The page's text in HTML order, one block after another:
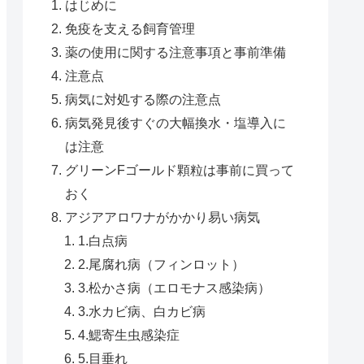
はじめに
免疫を支える飼育管理
薬の使用に関する注意事項と事前準備
注意点
病気に対処する際の注意点
病気発見後すぐの大幅換水・塩導入に
は注意
グリーンFゴールド顆粒は事前に買って
おく
アジアアロワナがかかり易い病気
1.白点病
2.尾腐れ病（フィンロット）
3.松かさ病（エロモナス感染病）
3.水カビ病、白カビ病
4.鰓寄生虫感染症
5.目垂れ